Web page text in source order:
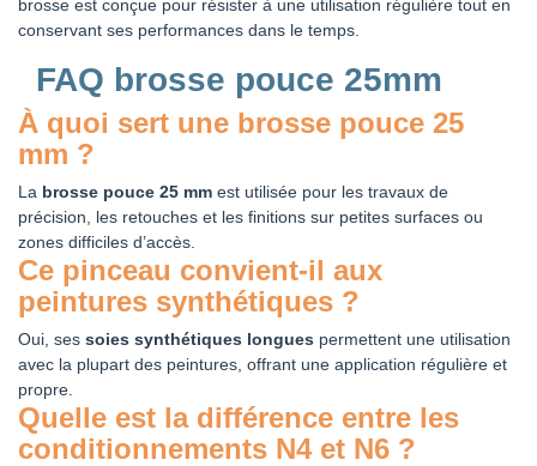
brosse est conçue pour résister à une utilisation régulière tout en
conservant ses performances dans le temps.
FAQ brosse pouce 25mm
À quoi sert une brosse pouce 25
mm ?
La brosse pouce 25 mm est utilisée pour les travaux de
précision, les retouches et les finitions sur petites surfaces ou
zones difficiles d’accès.
Ce pinceau convient-il aux
peintures synthétiques ?
Oui, ses soies synthétiques longues permettent une utilisation
avec la plupart des peintures, offrant une application régulière et
propre.
Quelle est la différence entre les
conditionnements N4 et N6 ?